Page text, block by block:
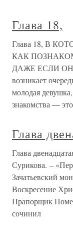
Глава 18,
Глава 18, В
КАК
ДАЖЕ ЕСЛИ ОН
возникает
молодая
знакомства —
Глава
Глава
Сурикова. –
Зачатьевский
Воскресение
Прапорщик
сочинил